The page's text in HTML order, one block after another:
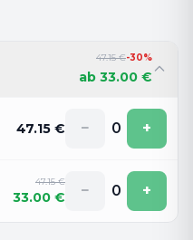
47.15€-30%
ab 33.00 €
47.15 € − 0 +
47.15€
33.00 € − 0 +